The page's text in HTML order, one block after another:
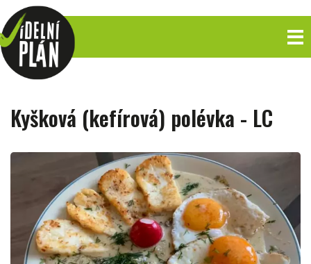
Kyšková (kefírová) polévka - LC